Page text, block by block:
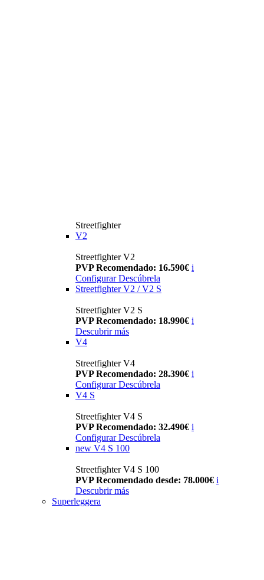
Streetfighter
V2
Streetfighter V2
PVP Recomendado: 16.590€ i
Configurar Descúbrela
Streetfighter V2 / V2 S
Streetfighter V2 S
PVP Recomendado: 18.990€ i
Descubrir más
V4
Streetfighter V4
PVP Recomendado: 28.390€ i
Configurar Descúbrela
V4 S
Streetfighter V4 S
PVP Recomendado: 32.490€ i
Configurar Descúbrela
new V4 S 100
Streetfighter V4 S 100
PVP Recomendado desde: 78.000€ i
Descubrir más
Superleggera